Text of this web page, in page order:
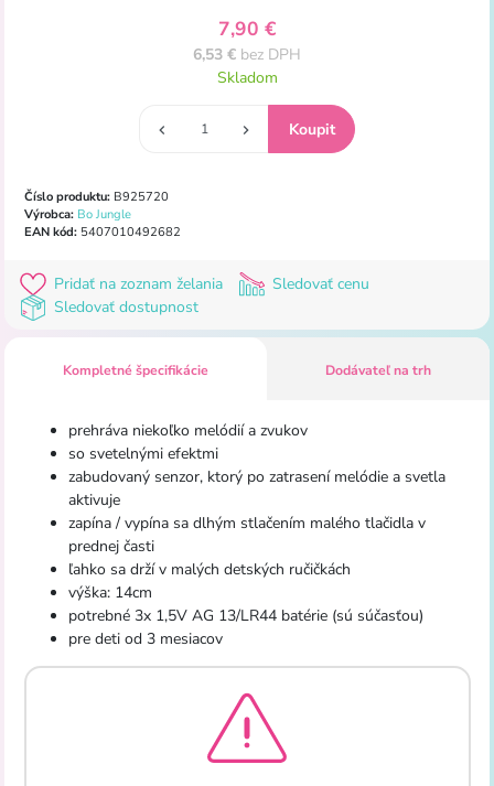
7,90 €
6,53 € bez DPH
Skladom
Číslo produktu:B925720
Výrobca: Bo Jungle
EAN kód:5407010492682
Pridať na zoznam želania
Sledovať cenu
Sledovať dostupnost
Kompletné špecifikácie Dodávateľ na trh
prehráva niekoľko melódií a zvukov
so svetelnými efektmi
zabudovaný senzor, ktorý po zatrasení melódie a svetla
aktivuje
zapína / vypína sa dlhým stlačením malého tlačidla v
prednej časti
ľahko sa drží v malých detských ručičkách
výška: 14cm
potrebné 3x 1,5V AG 13/LR44 batérie (sú súčasťou)
pre deti od 3 mesiacov